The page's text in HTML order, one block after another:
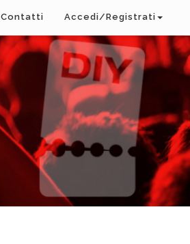
Contatti Accedi/Registrati